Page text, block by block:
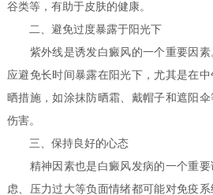
谷类等，有助于皮肤的健康。
二、避免过度暴露于阳光下
紫外线是诱发白癜风的一个重要因素
应避免长时间暴露在阳光下，尤其是在
晒措施，如涂抹防晒霜、戴帽子和遮阳
伤害。
三、保持良好的心态
精神因素也是白癜风发病的一个重要
虑、压力过大等负面情绪都可能对免疫